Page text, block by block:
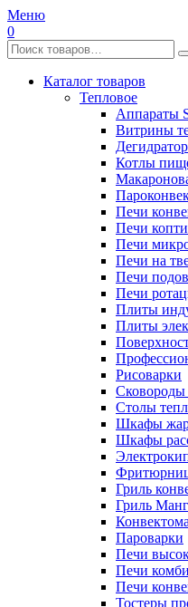
Меню
0
Каталог товаров
Тепловое
Аппараты
Витрины
Котлы
Печи
Печи
Печи
Печи на
Печи
Печи
Плиты
Плиты
Рисоварки
Столы
Шкафы
Шкафы
Гриль
Гриль
Пароварки
Печи
Печи
Печи
Тостеры